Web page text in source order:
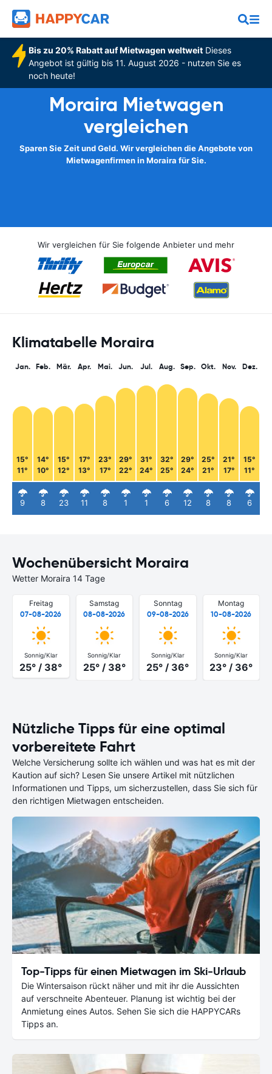
Bis zu 20% Rabatt auf Mietwagen weltweitDieses
Angebot ist gültig bis 11. August 2026 - nutzen Sie es
noch heute!
Moraira Mietwagen
vergleichen
Sparen Sie Zeit und Geld. Wir vergleichen die Angebote von
Mietwagenfirmen in Moraira für Sie.
Wir vergleichen für Sie folgende Anbieter und mehr
Klimatabelle Moraira
Jan.
15°
11°
9
Feb.
14°
10°
8
Mär.
15°
12°
23
Apr.
17°
13°
11
Mai.
23°
17°
8
Jun.
29°
22°
1
Jul.
31°
24°
1
Aug.
32°
25°
6
Sep.
29°
24°
12
Okt.
25°
21°
8
Nov.
21°
17°
8
Dez.
15°
11°
6
Wochenübersicht Moraira
Wetter Moraira 14 Tage
Freitag
07-08-2026
Sonnig/Klar
25° / 38°
Samstag
08-08-2026
Sonnig/Klar
25° / 38°
Sonntag
09-08-2026
Sonnig/Klar
25° / 36°
Montag
10-08-2026
Sonnig/Klar
23° / 36°
Nützliche Tipps für eine optimal
vorbereitete Fahrt
Welche Versicherung sollte ich wählen und was hat es mit der
Kaution auf sich? Lesen Sie unsere Artikel mit nützlichen
Informationen und Tipps, um sicherzustellen, dass Sie sich für
den richtigen Mietwagen entscheiden.
Top-Tipps für einen Mietwagen im Ski-Urlaub
Die Wintersaison rückt näher und mit ihr die Aussichten
auf verschneite Abenteuer. Planung ist wichtig bei der
Anmietung eines Autos. Sehen Sie sich die HAPPYCARs
Tipps an.